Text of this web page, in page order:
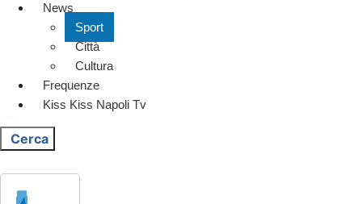
News
Sport
Città
Cultura
Frequenze
Kiss Kiss Napoli Tv
Cerca